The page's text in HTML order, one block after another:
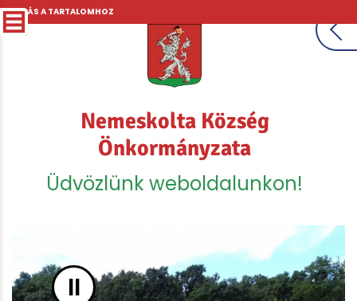
UGRÁS A TARTALOMHOZ
Nemeskolta Község
Önkormányzata
Üdvözlünk weboldalunkon!
II